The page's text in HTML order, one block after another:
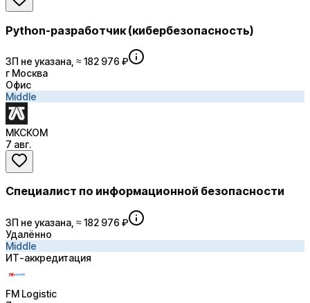
Python-разработчик (кибербезопасность)
ЗП не указана, ≈ 182 976 ₽
г Москва
Офис
Middle
МКСКОМ
7 авг.
Специалист по информационной безопасности
ЗП не указана, ≈ 182 976 ₽
Удалённо
Middle
ИТ-аккредитация
FM Logistic